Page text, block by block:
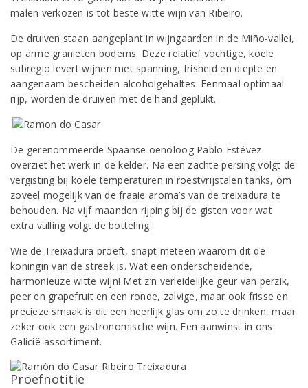
malen verkozen is tot beste witte wijn van Ribeiro.
De druiven staan aangeplant in wijngaarden in de Miño-vallei,
op arme granieten bodems. Deze relatief vochtige, koele
subregio levert wijnen met spanning, frisheid en diepte en
aangenaam bescheiden alcoholgehaltes. Eenmaal optimaal
rijp, worden de druiven met de hand geplukt.
De gerenommeerde Spaanse oenoloog Pablo Estévez
overziet het werk in de kelder. Na een zachte persing volgt de
vergisting bij koele temperaturen in roestvrijstalen tanks, om
zoveel mogelijk van de fraaie aroma’s van de treixadura te
behouden. Na vijf maanden rijping bij de gisten voor wat
extra vulling volgt de botteling.
Wie de Treixadura proeft, snapt meteen waarom dit de
koningin van de streek is. Wat een onderscheidende,
harmonieuze witte wijn! Met z’n verleidelijke geur van perzik,
peer en grapefruit en een ronde, zalvige, maar ook frisse en
precieze smaak is dit een heerlijk glas om zo te drinken, maar
zeker ook een gastronomische wijn. Een aanwinst in ons
Galicië-assortiment.
Proefnotitie